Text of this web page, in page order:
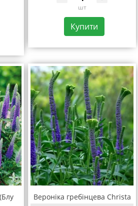
шт
Купити
Вероніка гребінцева Сhrista